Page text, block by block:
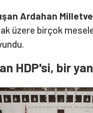
Ardahan
üzere birçok
HDP'si, bir